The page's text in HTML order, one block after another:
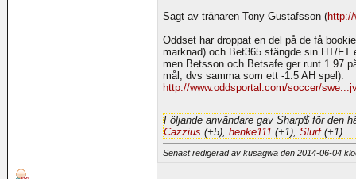
Sagt av tränaren Tony Gustafsson (
Oddset har droppat en del på de få
marknad) och Bet365 stängde sin HT/
men Betsson och Betsafe ger runt 1.97
mål, dvs samma som ett -1.5 AH spel).
http://www.oddsportal.com/soccer/
Följande användare gav Sharp$ för den
Cazzius (+5), henke111 (+1), Slurf(+1)
Senast redigerad av kusagwa den 2014-06-04